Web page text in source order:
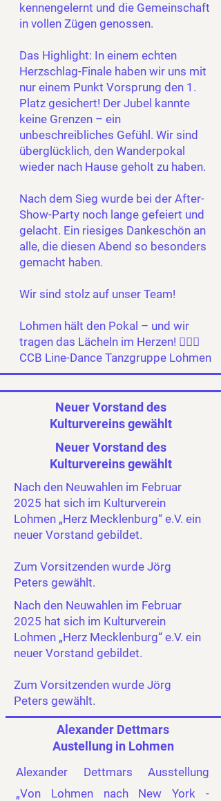
kennengelernt und die Gemeinschaft
in vollen Zügen genossen.
Das Highlight: In einem echten
Herzschlag-Finale haben wir uns mit
nur einem Punkt Vorsprung den 1.
Platz gesichert! Der Jubel kannte
keine Grenzen – ein
unbeschreibliches Gefühl. Wir sind
überglücklich, den Wanderpokal
wieder nach Hause geholt zu haben.
Nach dem Sieg wurde bei der After-
Show-Party noch lange gefeiert und
gelacht. Ein riesiges Dankeschön an
alle, die diesen Abend so besonders
gemacht haben.
Wir sind stolz auf unser Team!
Lohmen hält den Pokal – und wir
tragen das Lächeln im Herzen! ❤️‍🔥👏
CCB Line-Dance Tanzgruppe Lohmen
Neuer Vorstand des
Kulturvereins gewählt
Neuer Vorstand des
Kulturvereins gewählt
Nach den Neuwahlen im Februar
2025 hat sich im Kulturverein
Lohmen „Herz Mecklenburg“ e.V. ein
neuer Vorstand gebildet.
Zum Vorsitzenden wurde Jörg
Peters gewählt.
Nach den Neuwahlen im Februar
2025 hat sich im Kulturverein
Lohmen „Herz Mecklenburg“ e.V. ein
neuer Vorstand gebildet.
Zum Vorsitzenden wurde Jörg
Peters gewählt.
Alexander Dettmars
Austellung in Lohmen
Alexander Dettmars Ausstellung
„Von Lohmen nach New York -